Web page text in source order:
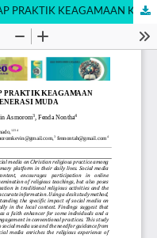
DAMPAK MEDIA SOSIAL TERHADAP PRAKTIK KEAGAMAAN KRISTEN DI KALANGAN GENERASI MUDA